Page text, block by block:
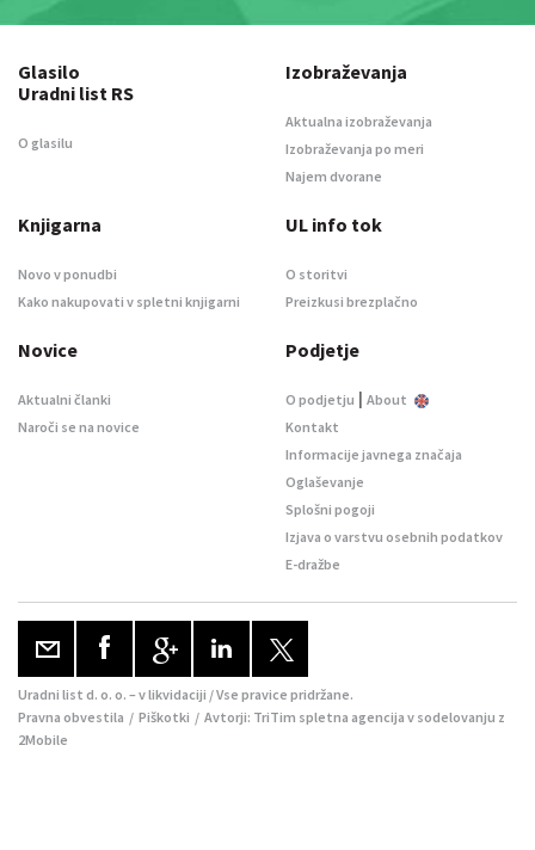
Glasilo
Uradni list RS
O glasilu
Izobraževanja
Aktualna izobraževanja
Izobraževanja po meri
Najem dvorane
Knjigarna
Novo v ponudbi
Kako nakupovati v spletni knjigarni
UL info tok
O storitvi
Preizkusi brezplačno
Novice
Aktualni članki
Naroči se na novice
Podjetje
O podjetju | About
Kontakt
Informacije javnega značaja
Oglaševanje
Splošni pogoji
Izjava o varstvu osebnih podatkov
E-dražbe
Uradni list d. o. o. – v likvidaciji / Vse pravice pridržane.
Pravna obvestila / Piškotki / Avtorji: TriTim spletna agencija v sodelovanju z
2Mobile